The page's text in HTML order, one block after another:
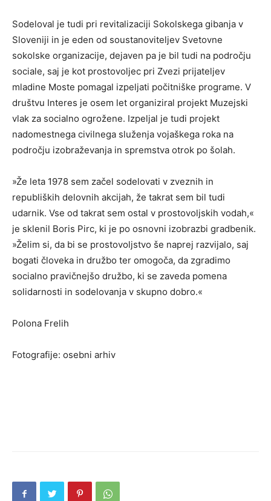
Sodeloval je tudi pri revitalizaciji Sokolskega gibanja v
Sloveniji in je eden od soustanoviteljev Svetovne
sokolske organizacije, dejaven pa je bil tudi na področju
sociale, saj je kot prostovoljec pri Zvezi prijateljev
mladine Moste pomagal izpeljati počitniške programe. V
društvu Interes je osem let organiziral projekt Muzejski
vlak za socialno ogrožene. Izpeljal je tudi projekt
nadomestnega civilnega služenja vojaškega roka na
področju izobraževanja in spremstva otrok po šolah.
»Že leta 1978 sem začel sodelovati v zveznih in
republiških delovnih akcijah, že takrat sem bil tudi
udarnik. Vse od takrat sem ostal v prostovoljskih vodah,«
je sklenil Boris Pirc, ki je po osnovni izobrazbi gradbenik.
»Želim si, da bi se prostovoljstvo še naprej razvijalo, saj
bogati človeka in družbo ter omogoča, da zgradimo
socialno pravičnejšo družbo, ki se zaveda pomena
solidarnosti in sodelovanja v skupno dobro.«
Polona Frelih
Fotografije: osebni arhiv